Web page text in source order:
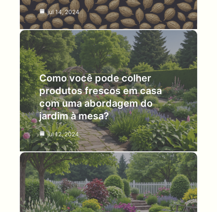
jul 14, 2024
Como você pode colher
produtos frescos em casa
com uma abordagem do
jardim à mesa?
jul 12, 2024